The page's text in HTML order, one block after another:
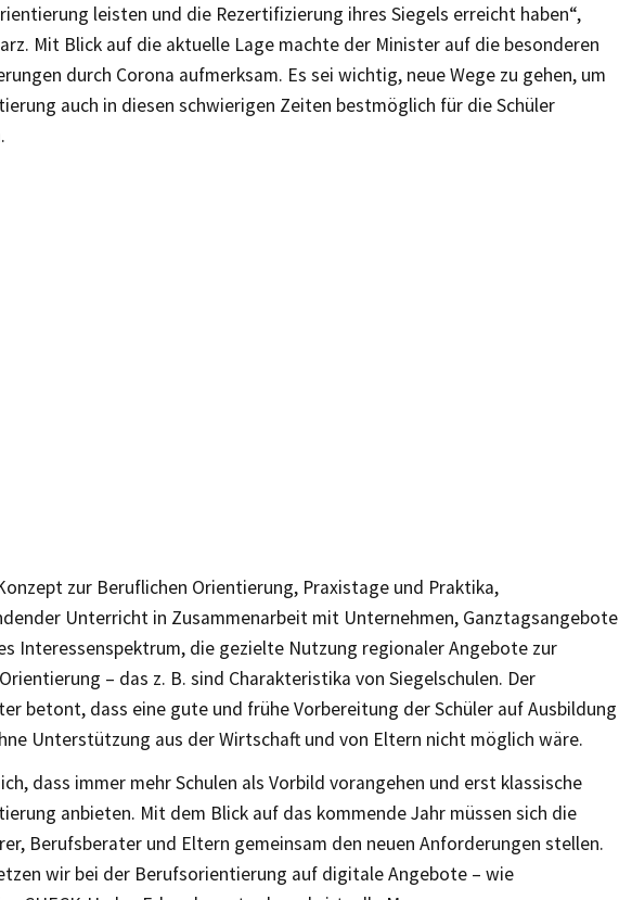
leisten und die Rezertifizierung ihres Siegels erreicht haben“,
Mit Blick auf die aktuelle Lage machte der Minister auf die besonderen
durch Corona aufmerksam. Es sei wichtig, neue Wege zu gehen, um
auch in diesen schwierigen Zeiten bestmöglich für die Schüler
zur Beruflichen Orientierung, Praxistage und Praktika,
Unterricht in Zusammenarbeit mit Unternehmen, Ganztagsangebote
Interessenspektrum, die gezielte Nutzung regionaler Angebote zur
– das z. B. sind Charakteristika von Siegelschulen. Der
betont, dass eine gute und frühe Vorbereitung der Schüler auf Ausbildung
Unterstützung aus der Wirtschaft und von Eltern nicht möglich wäre.
dass immer mehr Schulen als Vorbild vorangehen und erst klassische
anbieten. Mit dem Blick auf das kommende Jahr müssen sich die
Berufsberater und Eltern gemeinsam den neuen Anforderungen stellen.
wir bei der Berufsorientierung auf digitale Angebote – wie